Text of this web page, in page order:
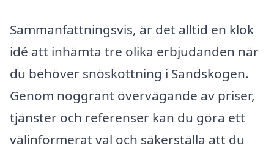
Sammanfattningsvis, är det alltid en klok
idé att inhämta tre olika erbjudanden när
du behöver snöskottning i Sandskogen.
Genom noggrant övervägande av priser,
tjänster och referenser kan du göra ett
välinformerat val och säkerställa att du